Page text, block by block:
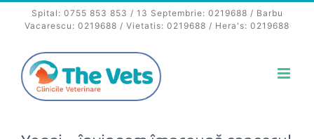
Spital: 0755 853 853 / 13 Septembrie: 0219688 / Barbu
Vacarescu: 0219688 / Vietatis: 0219688 / Hera's: 0219688